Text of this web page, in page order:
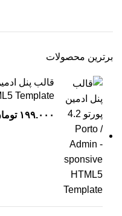
برترین محصولات
Template
۱۹۹.۰۰۰